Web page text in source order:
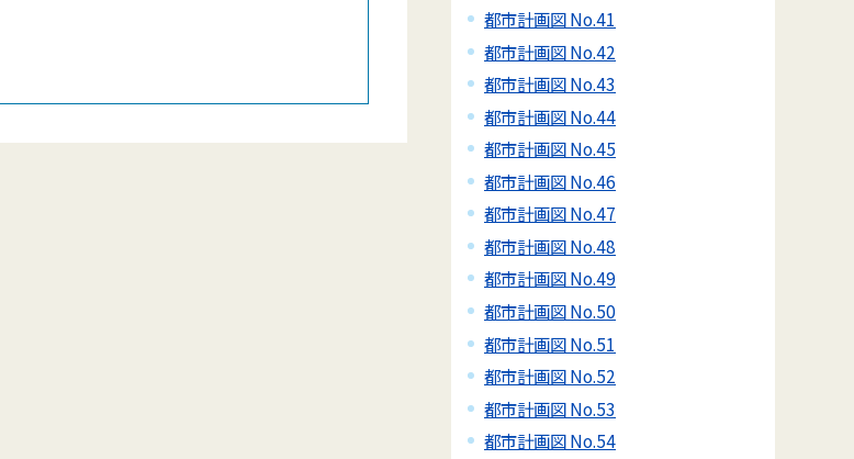
都市計画図 No.41
都市計画図 No.42
都市計画図 No.43
都市計画図 No.44
都市計画図 No.45
都市計画図 No.46
都市計画図 No.47
都市計画図 No.48
都市計画図 No.49
都市計画図 No.50
都市計画図 No.51
都市計画図 No.52
都市計画図 No.53
都市計画図 No.54